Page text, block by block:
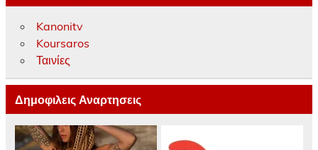
Kanonitv
Koursaros
Ταινίες
Δημοφιλεις Αναρτησεις